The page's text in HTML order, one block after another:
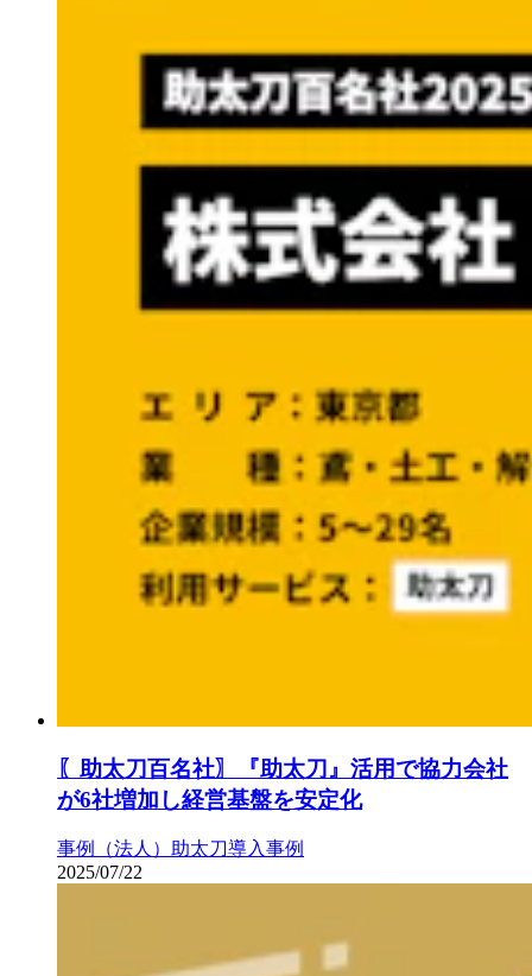
〖助太刀百名社〗『助太刀』活用で協力会社
が6社増加し経営基盤を安定化
事例（法人） 助太刀導入事例
2025/07/22